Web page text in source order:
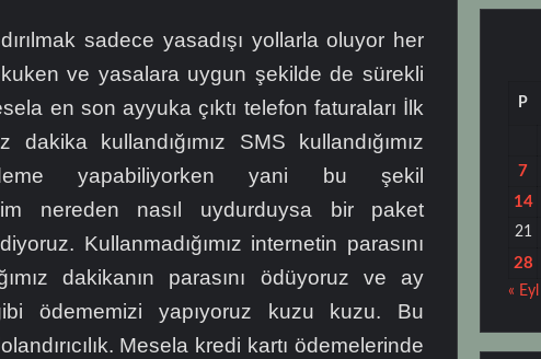
sadece yasadışı yollarla oluyor her
ve yasalara uygun şekilde de sürekli
en son ayyuka çıktı telefon faturaları İlk
dakika kullandığımız SMS kullandığımız
yapabiliyorken yani bu şekil
kim nereden nasıl uydurduysa bir paket
Kullanmadığımız internetin parasını
dakikanın parasını ödüyoruz ve ay
ödememizi yapıyoruz kuzu kuzu. Bu
Mesela kredi kartı ödemelerinde
P
7
14
21
28
« Eyl